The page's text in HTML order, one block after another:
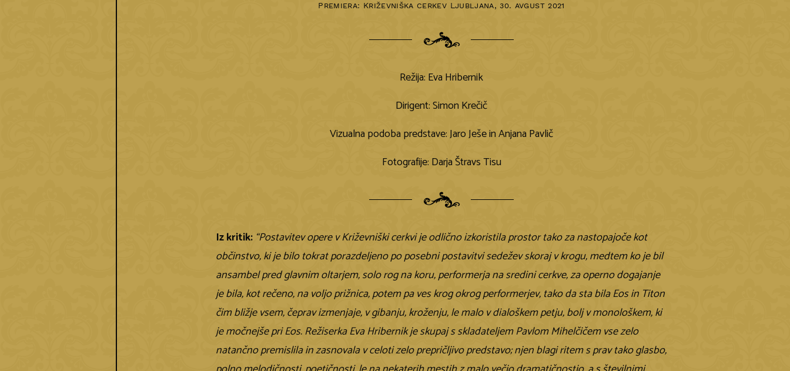
Premiera: Križevniška cerkev Ljubljana, 30. avgust 2021
Režija: Eva Hribernik
Dirigent: Simon Krečič
Vizualna podoba predstave: Jaro Ješe in Anjana Pavlič
Fotografije: Darja Štravs Tisu
Iz kritik: “Postavitev opere v Križevniški cerkvi je odlično izkoristila prostor tako za nastopajoče kot
občinstvo, ki je bilo tokrat porazdeljeno po posebni postavitvi sedežev skoraj v krogu, medtem ko je bil
ansambel pred glavnim oltarjem, solo rog na koru, performerja na sredini cerkve, za operno dogajanje
je bila, kot rečeno, na voljo prižnica, potem pa ves krog okrog performerjev, tako da sta bila Eos in Titon
čim bližje vsem, čeprav izmenjaje, v gibanju, kroženju, le malo v dialoškem petju, bolj v monološkem, ki
je močnejše pri Eos. Režiserka Eva Hribernik je skupaj s skladateljem Pavlom Mihelčičem vse zelo
natančno premislila in zasnovala v celoti zelo prepričljivo predstavo; njen blagi ritem s prav tako glasbo,